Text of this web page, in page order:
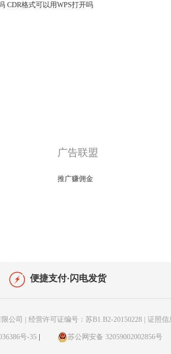
CDR格式可以用WPS打开吗
广告联盟
推广赚佣金
便捷支付·闪电发货
公司 | 经营许可证编号：苏B1.B2-20150228 | 证照信
号-35 苏公网安备 32059002002856号